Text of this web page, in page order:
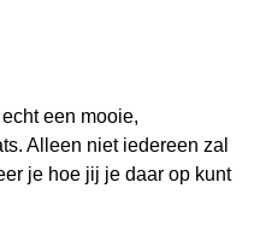
een mooie,
Alleen niet iedereen zal
je hoe jij je daar op kunt